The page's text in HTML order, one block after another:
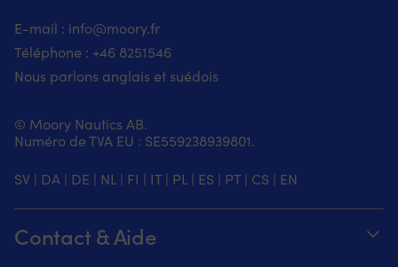
E-mail : info@moory.fr
Téléphone : +46 8251546
Nous parlons anglais et suédois
© Moory Nautics AB.
Numéro de TVA EU : SE559238939801.
SV | DA | DE | NL| FI | IT| PL| ES | PT| CS | EN
Contact & Aide